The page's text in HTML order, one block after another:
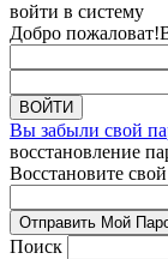
войти в систему
Добро пожаловат!
Вы забыли свой
восстановление
Восстановите
Поиск